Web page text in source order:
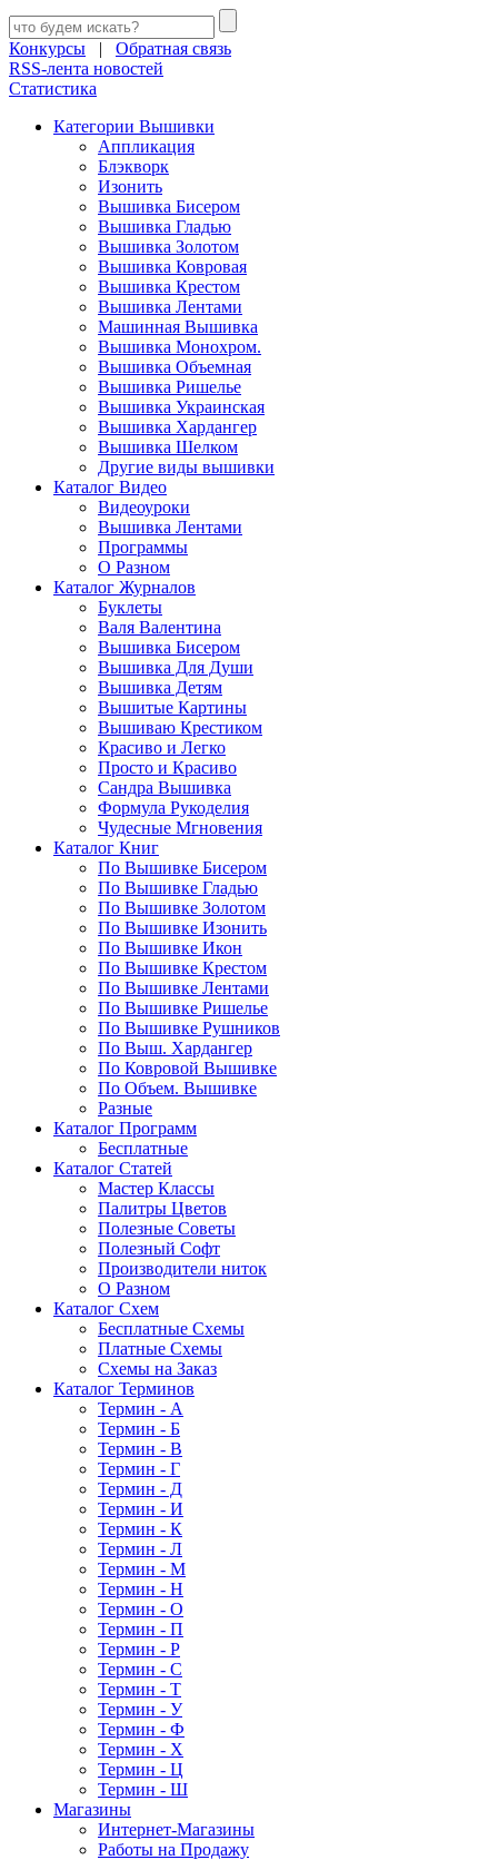
Конкурсы | Обратная связь
RSS-лента новостей
Статистика
Категории Вышивки
Аппликация
Блэкворк
Изонить
Вышивка Бисером
Вышивка Гладью
Вышивка Золотом
Вышивка Ковровая
Вышивка Крестом
Вышивка Лентами
Машинная Вышивка
Вышивка Монохром.
Вышивка Объемная
Вышивка Ришелье
Вышивка Украинская
Вышивка Хардангер
Вышивка Шелком
Другие виды вышивки
Каталог Видео
Видеоуроки
Вышивка Лентами
Программы
О Разном
Каталог Журналов
Буклеты
Валя Валентина
Вышивка Бисером
Вышивка Для Души
Вышивка Детям
Вышитые Картины
Вышиваю Крестиком
Красиво и Легко
Просто и Красиво
Сандра Вышивка
Формула Рукоделия
Чудесные Мгновения
Каталог Книг
По Вышивке Бисером
По Вышивке Гладью
По Вышивке Золотом
По Вышивке Изонить
По Вышивке Икон
По Вышивке Крестом
По Вышивке Лентами
По Вышивке Ришелье
По Вышивке Рушников
По Выш. Хардангер
По Ковровой Вышивке
По Объем. Вышивке
Разные
Каталог Программ
Бесплатные
Каталог Статей
Мастер Классы
Палитры Цветов
Полезные Советы
Полезный Софт
Производители ниток
О Разном
Каталог Схем
Бесплатные Схемы
Платные Схемы
Схемы на Заказ
Каталог Терминов
Термин - А
Термин - Б
Термин - В
Термин - Г
Термин - Д
Термин - И
Термин - К
Термин - Л
Термин - М
Термин - Н
Термин - О
Термин - П
Термин - Р
Термин - С
Термин - Т
Термин - У
Термин - Ф
Термин - Х
Термин - Ц
Термин - Ш
Магазины
Интернет-Магазины
Работы на Продажу